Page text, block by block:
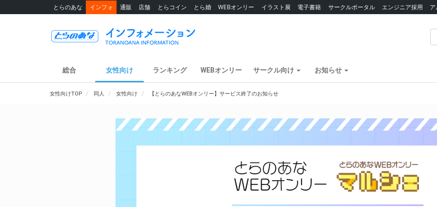
とらのあな インフォ 通販 店舗 とらコイン とら婚 WEBオンリー イラスト展 電子書籍 サークルポータル エンジニア採用
総合 女性向け ランキング WEBオンリー サークル向け お知らせ
女性向けTOP 同人 女性向け 【とらのあなWEBオンリー】サービス終了のお知らせ